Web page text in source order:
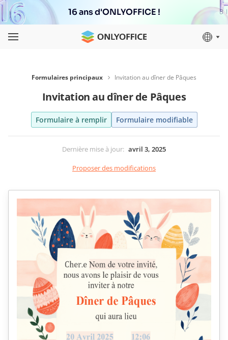
16 ans d'ONLYOFFICE !
Formulaires principaux Invitation au dîner de Pâques
Invitation au dîner de Pâques
Formulaire à remplir Formulaire modifiable
Dernière mise à jour: avril 3, 2025
Proposer des modifications